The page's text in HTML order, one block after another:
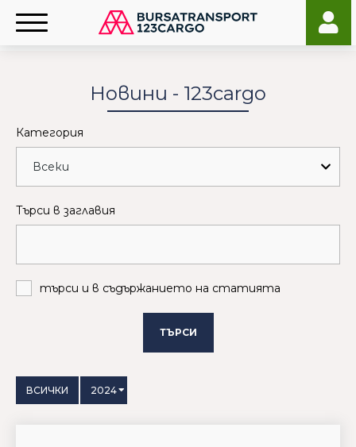
Новини - 123cargo
Категория
Търси в заглавия
търси и в съдържанието на статията
ТЪРСИ
ВСИЧКИ 2024